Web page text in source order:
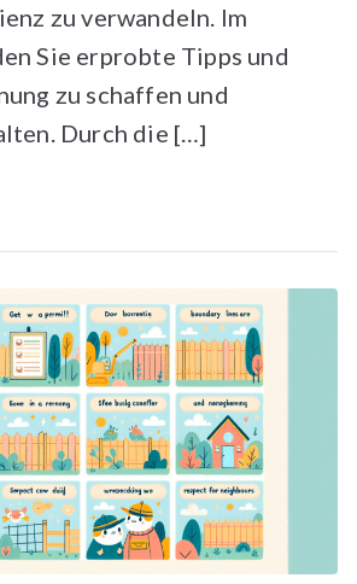
zu verwandeln. Im
Sie erprobte Tipps und
zu schaffen und
Durch die […]